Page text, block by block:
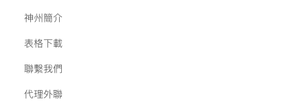
神州簡介
表格下載
聯繫我們
代理外聯